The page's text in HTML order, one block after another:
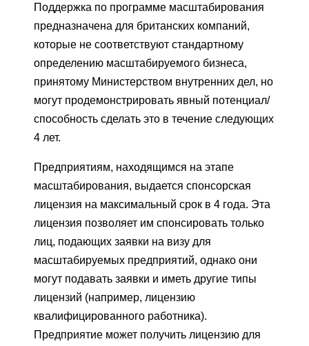
Поддержка по программе масштабирования
предназначена для британских компаний,
которые не соответствуют стандартному
определению масштабируемого бизнеса,
принятому Министерством внутренних дел, но
могут продемонстрировать явный потенциал/
способность сделать это в течение следующих
4 лет.
Предприятиям, находящимся на этапе
масштабирования, выдается спонсорская
лицензия на максимальный срок в 4 года. Эта
лицензия позволяет им спонсировать только
лиц, подающих заявки на визу для
масштабируемых предприятий, однако они
могут подавать заявки и иметь другие типы
лицензий (например, лицензию
квалифицированного работника).
Предприятие может получить лицензию для